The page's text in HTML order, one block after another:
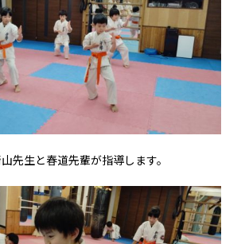
先生と春道先輩が指導します。